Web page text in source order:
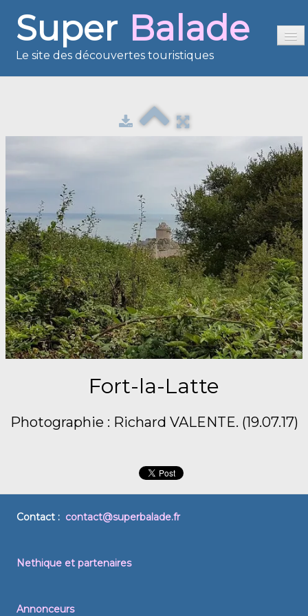
Super Balade
Le site des découvertes touristiques
France en images
Europe en images
Les îles en images
Voisins du Net
Fort-la-Latte
Photographie : Richard VALENTE. (19.07.17)
Contact : contact@superbalade.fr
Nethique et partenaires
Annonceurs